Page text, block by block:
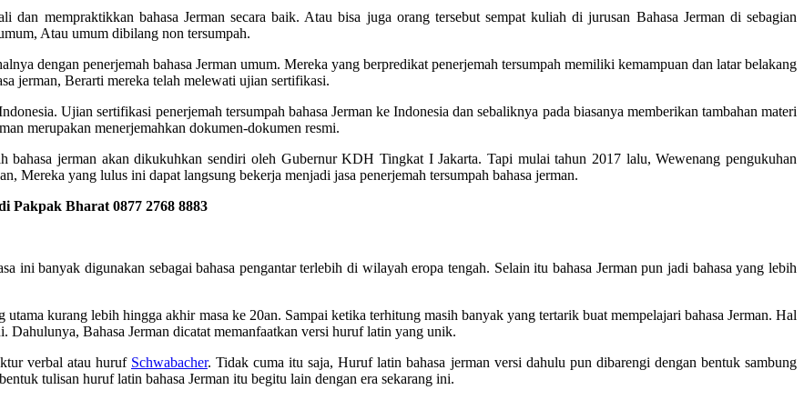
dan mempraktikkan bahasa Jerman secara baik. Atau bisa juga orang tersebut sempat kuliah di jurusan Bahasa Jerman di sebagian
Atau umum dibilang non tersumpah.
dengan penerjemah bahasa Jerman umum. Mereka yang berpredikat penerjemah tersumpah memiliki kemampuan dan latar belakang
jerman, Berarti mereka telah melewati ujian sertifikasi.
Ujian sertifikasi penerjemah tersumpah bahasa Jerman ke Indonesia dan sebaliknya pada biasanya memberikan tambahan materi
merupakan menerjemahkan dokumen-dokumen resmi.
bahasa jerman akan dikukuhkan sendiri oleh Gubernur KDH Tingkat I Jakarta. Tapi mulai tahun 2017 lalu, Wewenang pengukuhan
yang lulus ini dapat langsung bekerja menjadi jasa penerjemah tersumpah bahasa jerman.
Pakpak Bharat 0877 2768 8883
ini banyak digunakan sebagai bahasa pengantar terlebih di wilayah eropa tengah. Selain itu bahasa Jerman pun jadi bahasa yang lebih
utama kurang lebih hingga akhir masa ke 20an. Sampai ketika terhitung masih banyak yang tertarik buat mempelajari bahasa Jerman. Hal
Dahulunya, Bahasa Jerman dicatat memanfaatkan versi huruf latin yang unik.
verbal atau huruf Schwabacher. Tidak cuma itu saja, Huruf latin bahasa jerman versi dahulu pun dibarengi dengan bentuk sambung
tulisan huruf latin bahasa Jerman itu begitu lain dengan era sekarang ini.